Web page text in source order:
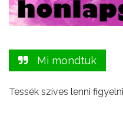
Mi mondtuk
Tessék szíves lenni